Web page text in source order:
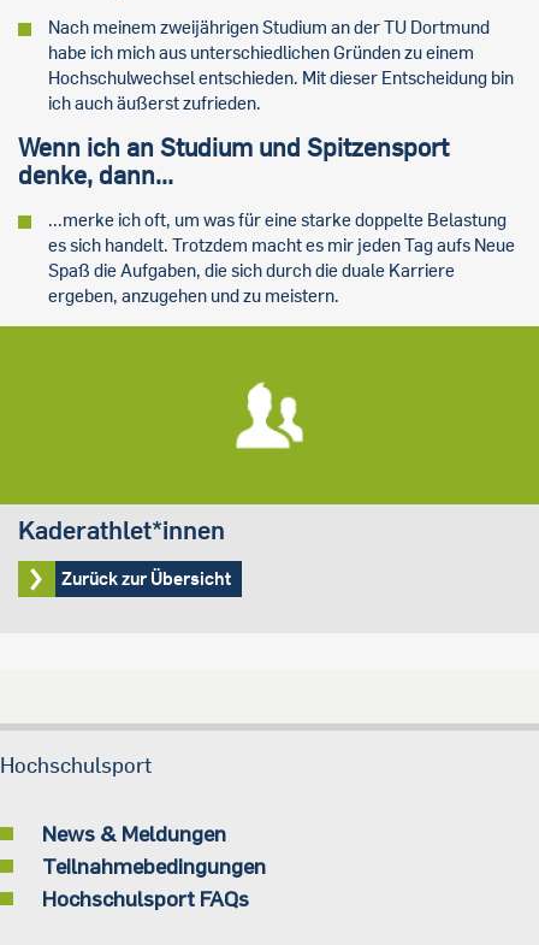
Nach meinem zweijährigen Studium an der TU Dortmund
habe ich mich aus unterschiedlichen Gründen zu einem
Hochschulwechsel entschieden. Mit dieser Entscheidung bin
ich auch äußerst zufrieden.
Wenn ich an Studium und Spitzensport
denke, dann...
...merke ich oft, um was für eine starke doppelte Belastung
es sich handelt. Trotzdem macht es mir jeden Tag aufs Neue
Spaß die Aufgaben, die sich durch die duale Karriere
ergeben, anzugehen und zu meistern.
Kaderathlet*innen
Zurück zur Übersicht
Hochschulsport
News & Meldungen
Teilnahmebedingungen
Hochschulsport FAQs